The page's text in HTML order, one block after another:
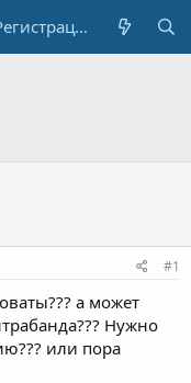
Регистрация
#1
а может
Нужно
или пора